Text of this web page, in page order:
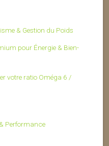
& Gestion du Poids
pour Énergie & Bien-
votre ratio Oméga 6 /
Performance